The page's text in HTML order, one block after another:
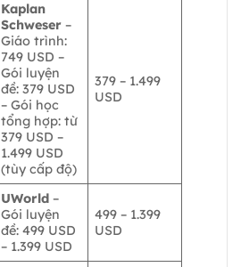
Kaplan
Schweser –
Giáo trình:
749 USD –
Gói luyện
đề: 379 USD
– Gói học
tổng hợp: từ
379 USD –
1.499 USD
(tùy cấp độ)
379 – 1.499
USD
UWorld –
Gói luyện
đề: 499 USD
– 1.399 USD
499 – 1.399
USD